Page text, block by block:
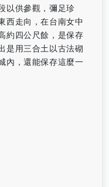
以供參觀，彌足珍
西走向，在台南女中
約四公尺餘，是保存
是用三合土以古法砌
內，還能保存這麼一